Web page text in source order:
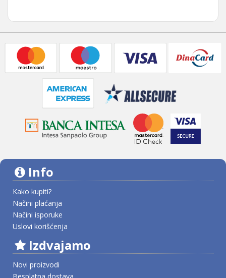
Info
Kako kupiti?
Načini plaćanja
Načini isporuke
Uslovi korišćenja
Izdvajamo
Novi proizvodi